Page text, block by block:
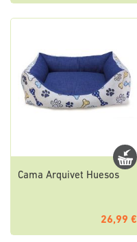
Cama Arquivet Huesos
26,99 €